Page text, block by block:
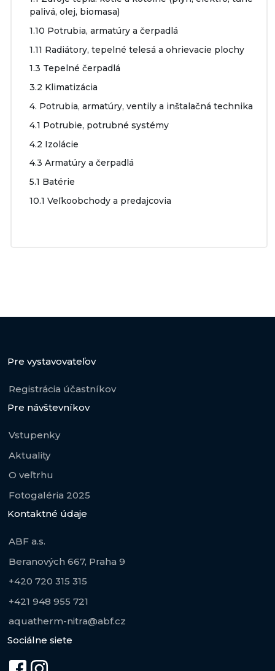
palivá, olej, biomasa)
1.10 Potrubia, armatúry a čerpadlá
1.11 Radiátory, tepelné telesá a ohrievacie plochy
1.3 Tepelné čerpadlá
3.2 Klimatizácia
4. Potrubia, armatúry, ventily a inštalačná technika
4.1 Potrubie, potrubné systémy
4.2 Izolácie
4.3 Armatúry a čerpadlá
5.1 Batérie
10.1 Veľkoobchody a predajcovia
Pre vystavovateľov
Registrácia účastníkov
Pre návštevníkov
Vstupenky
Aktuality
O veľtrhu
Fotogaléria 2025
Kontaktné údaje
ABF a.s.
Beranových 667, Praha 9
+420 720 315 315
+421 948 955 721
aquatherm-nitra@abf.cz
Sociálne siete